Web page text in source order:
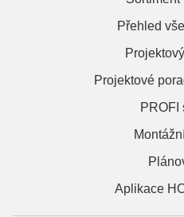
Přehled
Projektové
PROFI
Aplikace